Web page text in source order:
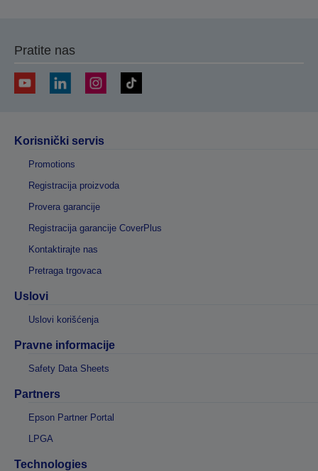
Pratite nas
Korisnički servis
Promotions
Registracija proizvoda
Provera garancije
Registracija garancije CoverPlus
Kontaktirajte nas
Pretraga trgovaca
Uslovi
Uslovi korišćenja
Pravne informacije
Safety Data Sheets
Partners
Epson Partner Portal
LPGA
Technologies